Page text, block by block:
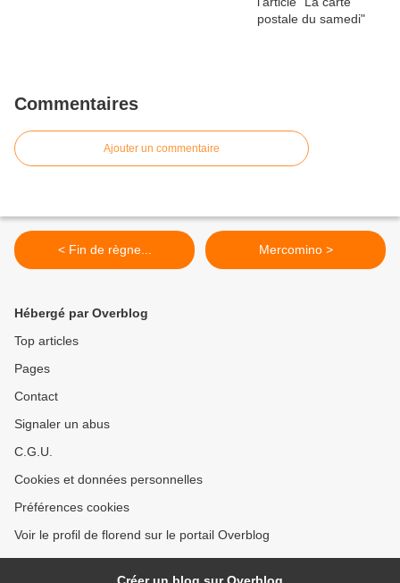
Commentaires
Ajouter un commentaire
< Fin de règne... Mercomino >
Hébergé par Overblog
Top articles
Pages
Contact
Signaler un abus
C.G.U.
Cookies et données personnelles
Préférences cookies
Voir le profil de florend sur le portail Overblog